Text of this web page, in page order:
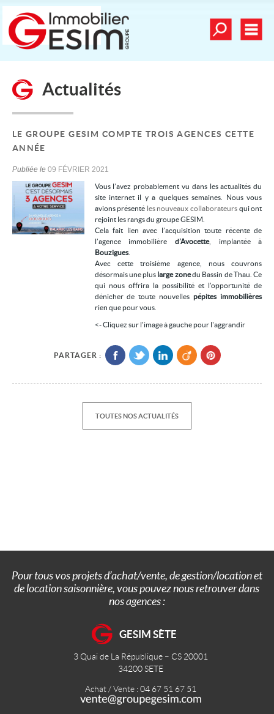
Toutes nos
une estimation
Nos dernières ventes
Alerte email
Mes sélections 0
Notre agence
Actualités
LE GROUPE GESIM COMPTE TROIS AGENCES CETTE
ANNÉE
Publiée le 09 FÉVRIER 2021
Vous l’avez probablement vu dans les actualités du
site internet il y a quelques semaines. Nous vous
avions présenté les nouveaux collaborateurs qui ont
rejoint les rangs du groupe GESIM.
Cela fait lien avec l’acquisition toute récente de
l’agence immobilière d’Avocette, implantée à
Bouzigues.
Avec cette troisième agence, nous couvrons
désormais une plus large zonedu Bassin de Thau. Ce
qui nous offrira la possibilité et l’opportunité de
dénicher de toute nouvellespépites immobilières
rien que pour vous.
<- Cliquez sur l'image à gauche pour l'aggrandir
PARTAGER :
TOUTES NOS ACTUALITÉS
Pour tous vos projets d’achat/vente, de gestion/location et
de location saisonnière, vous pouvez nous retrouver dans
nos agences :
GESIM SÈTE
3 Quai de La République – CS 20001
34200SETE
Achat / Vente : 04 67 51 67 51